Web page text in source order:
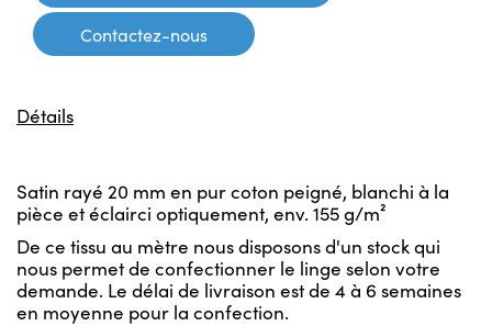
Contactez-nous
Détails
Satin rayé 20 mm en pur coton peigné, blanchi à la
pièce et éclairci optiquement, env. 155 g/m²
De ce tissu au mètre nous disposons d'un stock qui
nous permet de confectionner le linge selon votre
demande. Le délai de livraison est de 4 à 6 semaines
en moyenne pour la confection.